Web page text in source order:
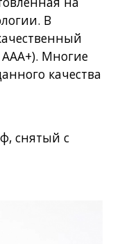
В
Многие
качества
снятый с